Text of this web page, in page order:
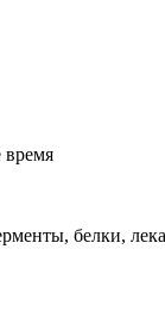
время
белки,